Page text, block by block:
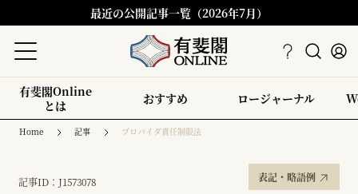
最近の公開記事一覧（2026年7月）
有斐閣Online
とは
おすすめ ロージャーナル
Home 記事 プロバイダ責任制限法
記事ID：J1573078 表記・略語例